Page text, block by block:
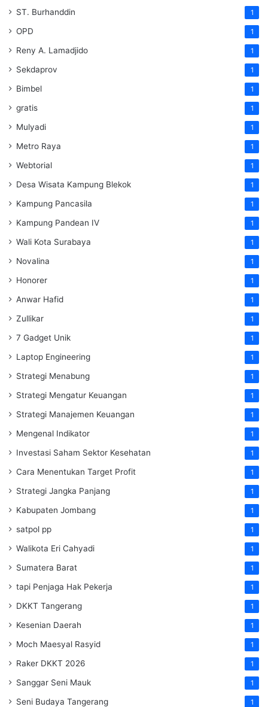
ST. Burhanddin 1
OPD 1
Reny A. Lamadjido 1
Sekdaprov 1
Bimbel 1
gratis 1
Mulyadi 1
Metro Raya 1
Webtorial 1
Desa Wisata Kampung Blekok 1
Kampung Pancasila 1
Kampung Pandean IV 1
Wali Kota Surabaya 1
Novalina 1
Honorer 1
Anwar Hafid 1
Zullikar 1
7 Gadget Unik 1
Laptop Engineering 1
Strategi Menabung 1
Strategi Mengatur Keuangan 1
Strategi Manajemen Keuangan 1
Mengenal Indikator 1
Investasi Saham Sektor Kesehatan 1
Cara Menentukan Target Profit 1
Strategi Jangka Panjang 1
Kabupaten Jombang 1
satpol pp 1
Walikota Eri Cahyadi 1
Sumatera Barat 1
tapi Penjaga Hak Pekerja 1
DKKT Tangerang 1
Kesenian Daerah 1
Moch Maesyal Rasyid 1
Raker DKKT 2026 1
Sanggar Seni Mauk 1
Seni Budaya Tangerang 1